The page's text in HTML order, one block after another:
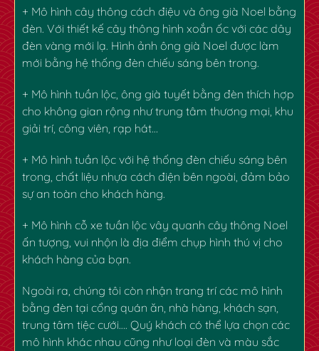
+ Mô hình cây thông cách điệu và ông già Noel bằng
đèn. Với thiết kế cây thông hình xoắn ốc với các dây
đèn vàng mới lạ. Hình ảnh ông già Noel được làm
mới bằng hệ thống đèn chiếu sáng bên trong.
+ Mô hình tuần lộc, ông già tuyết bằng đèn thích hợp
cho không gian rộng như trung tâm thương mại, khu
giải trí, công viên, rạp hát…
+ Mô hình tuần lộc với hệ thống đèn chiếu sáng bên
trong, chất liệu nhựa cách điện bên ngoài, đảm bảo
sự an toàn cho khách hàng.
+ Mô hình cỗ xe tuần lộc vây quanh cây thông Noel
ấn tượng, vui nhộn là địa điểm chụp hình thú vị cho
khách hàng của bạn.
Ngoài ra, chúng tôi còn nhận trang trí các mô hình
bằng đèn tại cổng quán ăn, nhà hàng, khách sạn,
trung tâm tiệc cưới…. Quý khách có thể lựa chọn các
mô hình khác nhau cũng như loại đèn và màu sắc